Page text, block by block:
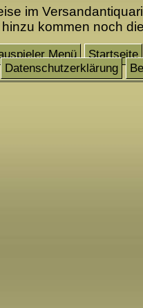
im
hinzu kommen noch
Menü Startseite
Datenschutzerklärung